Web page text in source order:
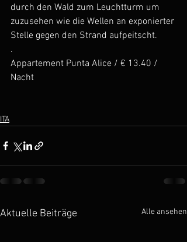
durch den Wald zum Leuchtturm um
zuzusehen wie die Wellen an exponierter
Stelle gegen den Strand aufpeitscht.
.
Appartement Punta Alice / € 13.40 /
Nacht
ITA
Aktuelle Beiträge Alle ansehen